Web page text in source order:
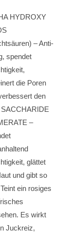
HYDROXY
– Anti-
spendet
die Poren
den
SACCHARIDE
–
glättet
und gibt so
ein rosiges
Es wirkt
Juckreiz,